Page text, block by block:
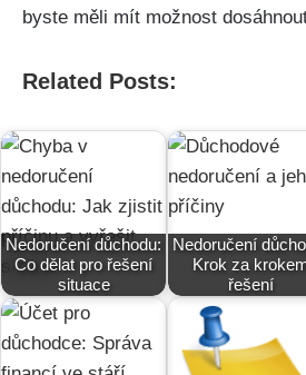
byste měli mít možnost
Related Posts:
Nedoručení důchodu:
Co dělat pro řešení
situace
Nedoručení
Krok za
řešení